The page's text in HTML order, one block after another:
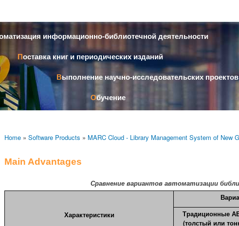
content
информационно-библиотечной деятельности
Поставка книг и периодических изданий
Выполнение научно-исследовательских проектов
Обучение
Home » Software Products » MARC Cloud - Library Management System of New
Main Advantages
Сравнение вариантов автоматизации
Характеристики
Традиционные
(толстый или